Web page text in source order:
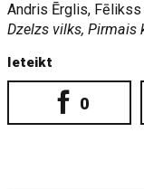
Andris Ērglis,
Dzelzs vilks, Pirmais
Ieteikt
0